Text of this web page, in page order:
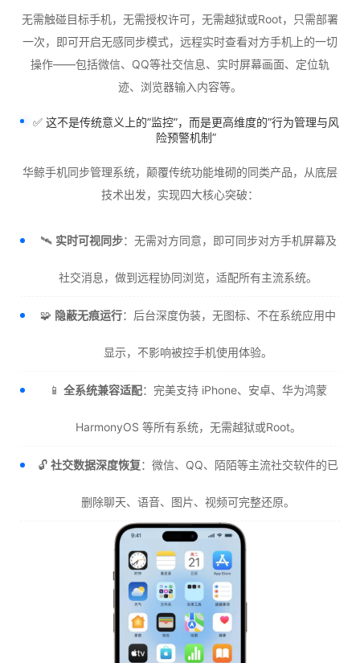
无需触碰目标手机，无需授权许可，无需越狱或Root，只需部署
一次，即可开启无感同步模式，远程实时查看对方手机上的一切
操作——包括微信、QQ等社交信息、实时屏幕画面、定位轨
迹、浏览器输入内容等。
✅ 这不是传统意义上的”监控”，而是更高维度的”行为管理与风
险预警机制”
华鲸手机同步管理系统，颠覆传统功能堆砌的同类产品，从底层
技术出发，实现四大核心突破：
🛰️ 实时可视同步：无需对方同意，即可同步对方手机屏幕及
社交消息，做到远程协同浏览，适配所有主流系统。
🧩 隐蔽无痕运行：后台深度伪装，无图标、不在系统应用中
显示，不影响被控手机使用体验。
📱 全系统兼容适配：完美支持 iPhone、安卓、华为鸿蒙
HarmonyOS 等所有系统，无需越狱或Root。
🔓 社交数据深度恢复：微信、QQ、陌陌等主流社交软件的已
删除聊天、语音、图片、视频可完整还原。